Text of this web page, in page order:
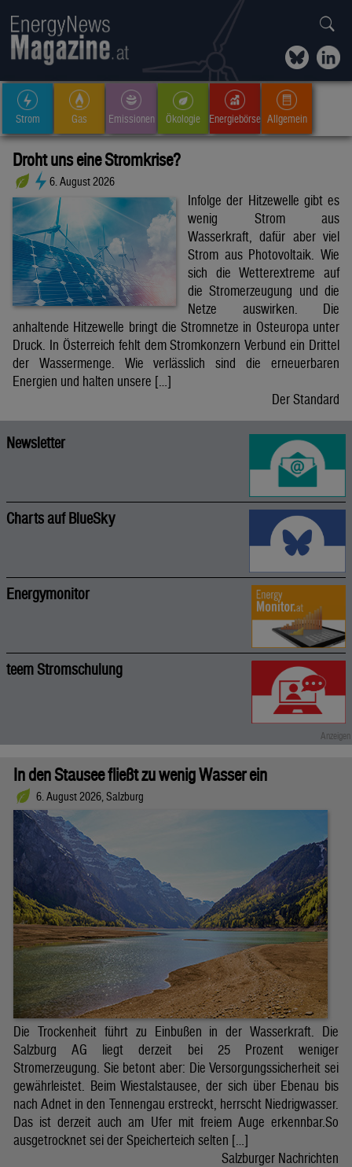
Strom Gas Emissionen Ökologie Energiebörse Allgemein
Droht uns eine Stromkrise?
6. August 2026
Infolge der Hitzewelle gibt es
wenig Strom aus
Wasserkraft, dafür aber viel
Strom aus Photovoltaik. Wie
sich die Wetterextreme auf
die Stromerzeugung und die
Netze auswirken. Die
anhaltende Hitzewelle bringt die Stromnetze in Osteuropa unter
Druck. In Österreich fehlt dem Stromkonzern Verbund ein Drittel
der Wassermenge. Wie verlässlich sind die erneuerbaren
Energien und halten unsere […]
Der Standard
Newsletter
Charts auf BlueSky
Energymonitor
teem Stromschulung
In den Stausee fließt zu wenig Wasser ein
6. August 2026, Salzburg
Die Trockenheit führt zu Einbußen in der Wasserkraft. Die
Salzburg AG liegt derzeit bei 25 Prozent weniger
Stromerzeugung. Sie betont aber: Die Versorgungssicherheit sei
gewährleistet. Beim Wiestalstausee, der sich über Ebenau bis
nach Adnet in den Tennengau erstreckt, herrscht Niedrigwasser.
Das ist derzeit auch am Ufer mit freiem Auge erkennbar.So
ausgetrocknet sei der Speicherteich selten […]
Salzburger Nachrichten